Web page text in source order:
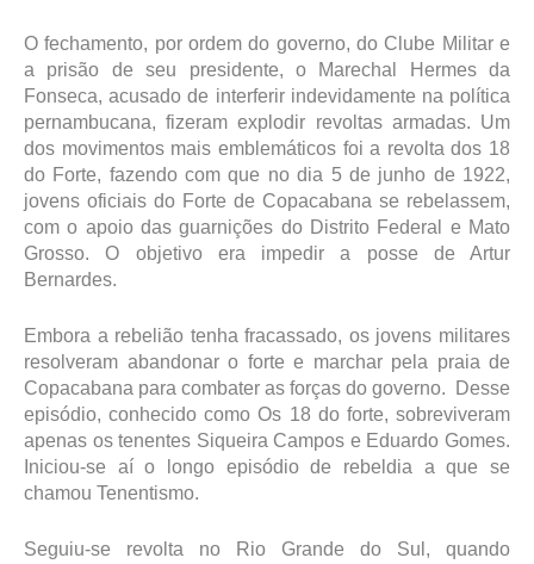
O fechamento, por ordem do governo, do Clube Militar e
a prisão de seu presidente, o Marechal Hermes da
Fonseca, acusado de interferir indevidamente na política
pernambucana, fizeram explodir revoltas armadas. Um
dos movimentos mais emblemáticos foi a revolta dos 18
do Forte, fazendo com que no dia 5 de junho de 1922,
jovens oficiais do Forte de Copacabana se rebelassem,
com o apoio das guarnições do Distrito Federal e Mato
Grosso. O objetivo era impedir a posse de Artur
Bernardes.
Embora a rebelião tenha fracassado, os jovens militares
resolveram abandonar o forte e marchar pela praia de
Copacabana para combater as forças do governo. Desse
episódio, conhecido como Os 18 do forte, sobreviveram
apenas os tenentes Siqueira Campos e Eduardo Gomes.
Iniciou-se aí o longo episódio de rebeldia a que se
chamou Tenentismo.
Seguiu-se revolta no Rio Grande do Sul, quando